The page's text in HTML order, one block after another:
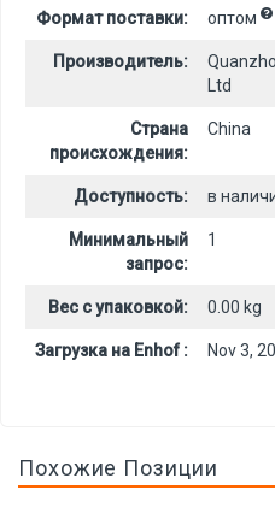
Формат поставки: оптом
Производитель:
Ltd
Страна
происхождения:
China
Доступность: в
Минимальный
запрос:
1
Вес с упаковкой: 0.00 kg
Загрузка на Enhof : Nov 3,
Похожие Позиции